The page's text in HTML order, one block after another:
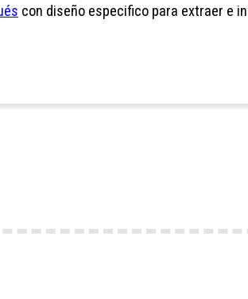
con diseño especifico para extraer e